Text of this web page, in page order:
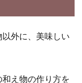
外に、美味しい
え物の作り方を